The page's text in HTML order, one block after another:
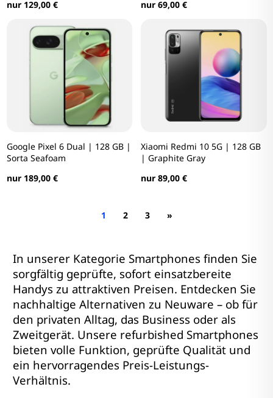
nur 129,00 €
nur 69,00 €
Google Pixel 6 Dual | 128 GB |
Sorta Seafoam
nur 189,00 €
Xiaomi Redmi 10 5G | 128 GB
| Graphite Gray
nur 89,00 €
1 2 3 »
In unserer Kategorie Smartphones finden Sie
sorgfältig geprüfte, sofort einsatzbereite
Handys zu attraktiven Preisen. Entdecken Sie
nachhaltige Alternativen zu Neuware – ob für
den privaten Alltag, das Business oder als
Zweitgerät. Unsere refurbished Smartphones
bieten volle Funktion, geprüfte Qualität und
ein hervorragendes Preis-Leistungs-
Verhältnis.